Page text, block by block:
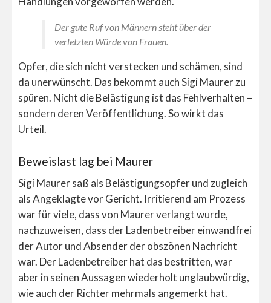
Der gute Ruf von Männern steht über der
verletzten Würde von Frauen.
Opfer, die sich nicht verstecken und schämen, sind
da unerwünscht. Das bekommt auch Sigi Maurer zu
spüren. Nicht die Belästigung ist das Fehlverhalten –
sondern deren Veröffentlichung. So wirkt das
Urteil.
Beweislast lag bei Maurer
Sigi Maurer saß als Belästigungsopfer und zugleich
als Angeklagte vor Gericht. Irritierend am Prozess
war für viele, dass von Maurer verlangt wurde,
nachzuweisen, dass der Ladenbetreiber einwandfrei
der Autor und Absender der obszönen Nachricht
war. Der Ladenbetreiber hat das bestritten, war
aber in seinen Aussagen wiederholt unglaubwürdig,
wie auch der Richter mehrmals angemerkt hat.